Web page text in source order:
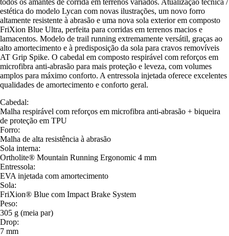
estética do modelo Lycan com novas ilustrações, um novo forro
altamente resistente à abrasão e uma nova sola exterior em composto
FriXion Blue Ultra, perfeita para corridas em terrenos macios e
lamacentos. Modelo de trail running extremamente versátil, graças ao
alto amortecimento e à predisposição da sola para cravos removíveis
AT Grip Spike. O cabedal em composto respirável com reforços em
microfibra anti-abrasão para mais proteção e leveza, com volumes
amplos para máximo conforto. A entressola injetada oferece excelentes
qualidades de amortecimento e conforto geral.
Cabedal:
Malha respirável com reforços em microfibra anti-abrasão + biqueira
de proteção em TPU
Forro:
Malha de alta resistência à abrasão
Sola interna:
Ortholite® Mountain Running Ergonomic 4 mm
Entressola:
EVA injetada com amortecimento
Sola:
FriXion® Blue com Impact Brake System
Peso:
305 g (meia par)
Drop:
7 mm